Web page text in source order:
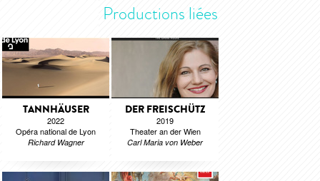
Productions liées
TANNHÄUSER
2022
Opéra national de Lyon
Richard Wagner
DER FREISCHÜTZ
2019
Theater an der Wien
Carl Maria von Weber